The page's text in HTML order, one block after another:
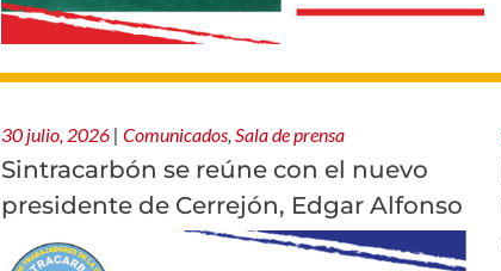
30 julio, 2026 | Comunicados Sala de prensa
Sintracarbón se reúne con el nuevo
presidente de Cerrejón, Edgar Alfonso